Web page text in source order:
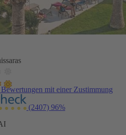
mit einer Zustimmung
(2407) 96%